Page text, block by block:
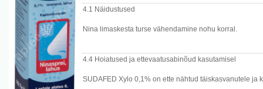
- unehäired
SUDAFED siirup sisaldab E124 Ponceau 4R punast,
SUDAFED õhukese polümeerikattega tabletid
harvaesinevat pärilikku galaktoositalumatust, Lappi
malabsorptsiooni, ei tohiks seda ravimit võtta.
4.1 Näidustused
Nina limaskesta turse vähendamine nohu korral.
4.4 Hoiatused ja ettevaatusabinõud kasutamisel
SUDAFED Xylo 0,1% on ette nähtud täiskasvanutele ja